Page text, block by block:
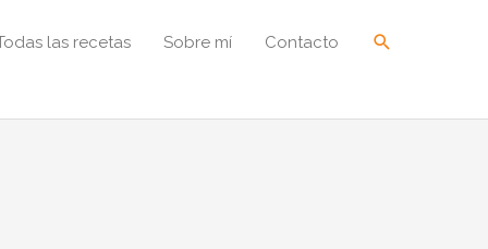
las recetas Sobre mí Contacto Buscar